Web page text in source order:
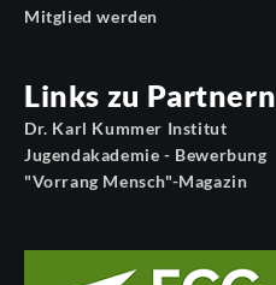
Mitglied werden
Links zu Partnern
Dr. Karl Kummer Institut
Jugendakademie - Bewerbung
"Vorrang Mensch"-Magazin